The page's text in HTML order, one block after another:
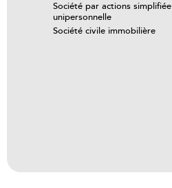
Société par actions simplifiée
unipersonnelle
Société civile immobilière